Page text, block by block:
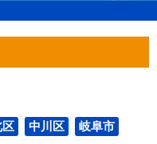
区 中川区 岐阜市